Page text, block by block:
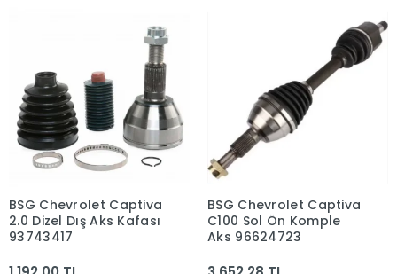
BSG Chevrolet Captiva
2.0 Dizel Dış Aks Kafası
93743417
BSG Chevrolet Captiva
C100 Sol Ön Komple
Aks 96624723